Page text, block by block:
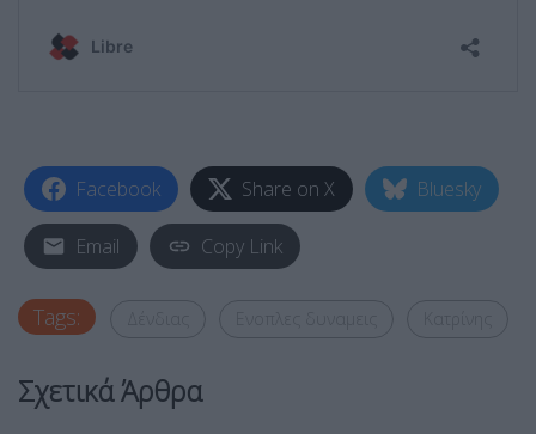
Facebook Share on X Bluesky
Email Copy Link
Tags:
Σχετικά Άρθρα